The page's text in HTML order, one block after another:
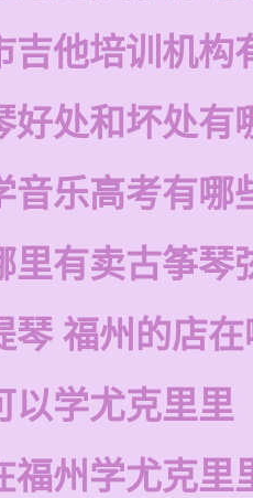
吉他培训机构
好处和坏处有
音乐高考有哪
里有卖古筝琴
琴 福州的店
以学尤克里里
福州学尤克里